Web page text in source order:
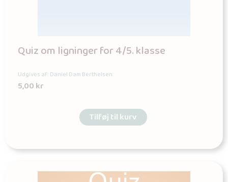
Quiz om ligninger for 4/5. klasse
Udgives af: Daniel Dam Berthelsen
5,00kr
Tilføj til kurv